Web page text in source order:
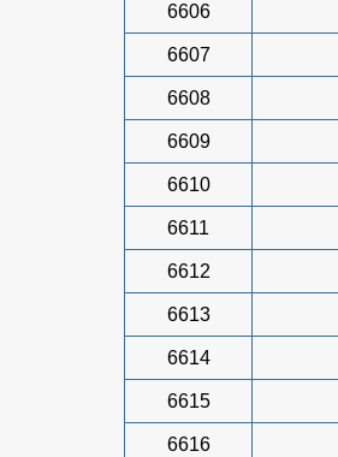
6606
6607
6608
6609
6610
6611
6612
6613
6614
6615
6616